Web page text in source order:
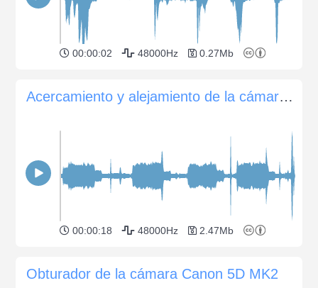
00:00:02 48000Hz 0.27Mb
Acercamiento y alejamiento de la cámara digital
00:00:18 48000Hz 2.47Mb
Obturador de la cámara Canon 5D MK2